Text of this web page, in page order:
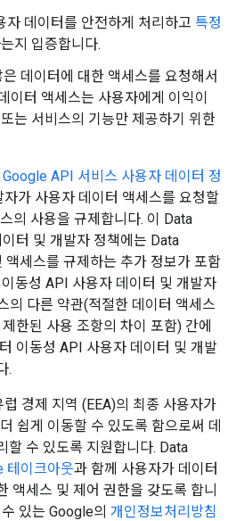
자 데이터를 안전하게 처리하고 특정
지 입증합니다.
데이터에 대한 액세스를 요청해서
이터 액세스는 사용자에게 이익이
는 서비스의 기능만 제공하기 위한
Google API 서비스 사용자 데이터 정
자가 사용자 데이터 액세스를 요청할
의 사용을 규제합니다. 이 Data
터 및 개발자 정책에는 Data
세스를 규제하는 추가 정보가 포함
동성 API 사용자 데이터 및 개발자
의 다른 약관(적절한 데이터 액세스
한된 사용 조항의 차이 포함) 간에
이동성 API 사용자 데이터 및 개발
.
경제 지역 (EEA)의 최종 사용자가
쉽게 이동할 수 있도록 함으로써 데
할 수 있도록 지원합니다. Data
테이크아웃과 함께 사용자가 데이터
액세스 및 제어 권한을 갖도록 합니
있는 Google의 개인정보처리방침